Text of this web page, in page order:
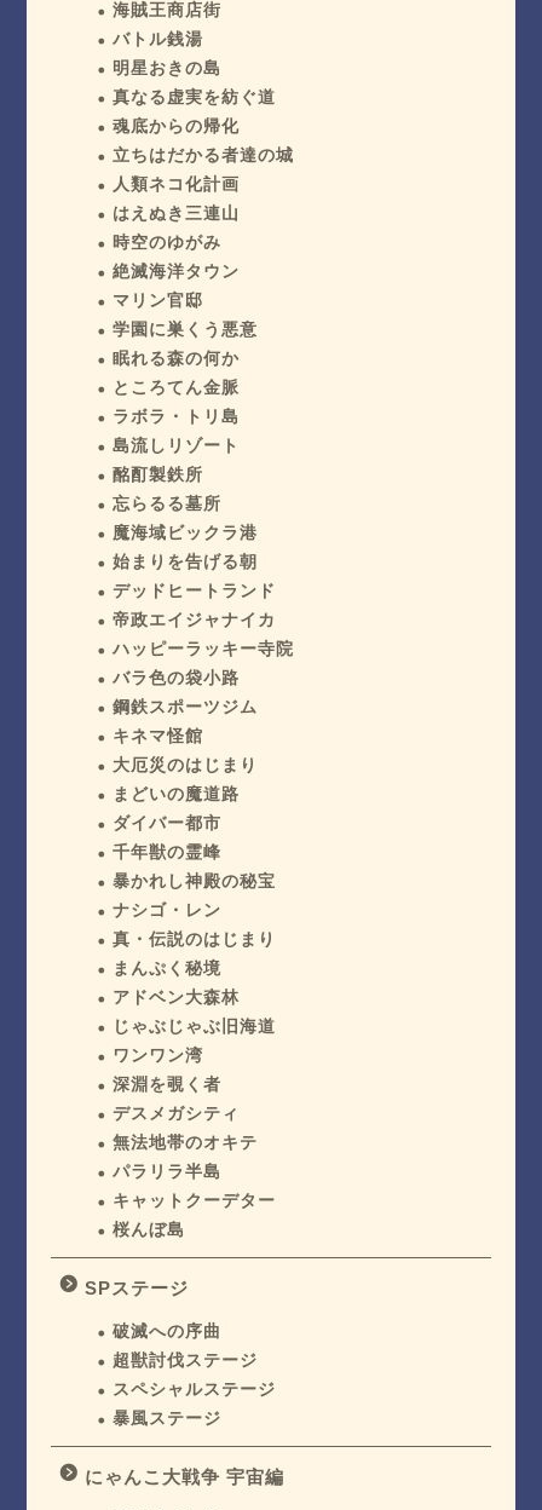
海賊王商店街
バトル銭湯
明星おきの島
真なる虚実を紡ぐ道
魂底からの帰化
立ちはだかる者達の城
人類ネコ化計画
はえぬき三連山
時空のゆがみ
絶滅海洋タウン
マリン官邸
学園に巣くう悪意
眠れる森の何か
ところてん金脈
ラボラ・トリ島
島流しリゾート
酩酊製鉄所
忘らるる墓所
魔海域ビックラ港
始まりを告げる朝
デッドヒートランド
帝政エイジャナイカ
ハッピーラッキー寺院
バラ色の袋小路
鋼鉄スポーツジム
キネマ怪館
大厄災のはじまり
まどいの魔道路
ダイバー都市
千年獣の霊峰
暴かれし神殿の秘宝
ナシゴ・レン
真・伝説のはじまり
まんぷく秘境
アドベン大森林
じゃぶじゃぶ旧海道
ワンワン湾
深淵を覗く者
デスメガシティ
無法地帯のオキテ
パラリラ半島
キャットクーデター
桜んぼ島
SPステージ
破滅への序曲
超獣討伐ステージ
スペシャルステージ
暴風ステージ
にゃんこ大戦争 宇宙編